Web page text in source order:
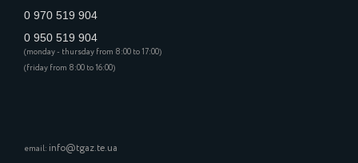
0 970 519 904
0 950 519 904
(monday - thursday from 8:00 to 17:00)
(friday from 8:00 to 16:00)
email: info@tgaz.te.ua